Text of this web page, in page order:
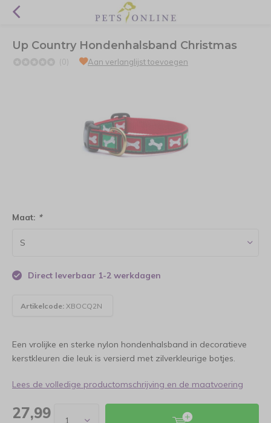
Up Country Hondenhalsband Christmas
(0) Aan verlanglijst toevoegen
Maat: *
Direct leverbaar 1-2 werkdagen
Artikelcode: XBOCQ2N
Een vrolijke en sterke nylon hondenhalsband in decoratieve
kerstkleuren die leuk is versierd met zilverkleurige botjes.
Lees de volledige productomschrijving en de maatvoering
27,99